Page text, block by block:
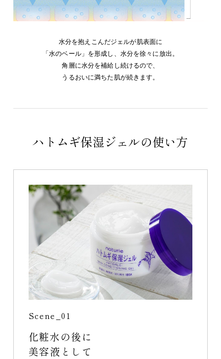
水分を抱えこんだジェルが肌表面に
「水のベール」を形成し、水分を徐々に放出。
角層に水分を補給し続けるので、
うるおいに満ちた肌が続きます。
ハトムギ保湿ジェルの使い方
Scene_01
化粧水の後に
美容液として